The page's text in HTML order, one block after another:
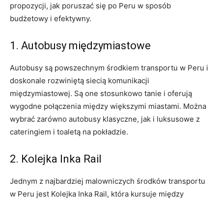
⁢propozycji, jak poruszać się po Peru w sposób
budżetowy i efektywny.
1. Autobusy międzymiastowe
Autobusy są powszechnym środkiem transportu w Peru ​i
doskonale rozwiniętą siecią komunikacji
międzymiastowej. Są one stosunkowo tanie⁤ i oferują
wygodne połączenia między większymi miastami. Można⁢
wybrać‌ zarówno ‍autobusy​ klasyczne, jak i luksusowe⁤ z
cateringiem ⁣i toaletą na pokładzie.
2. Kolejka Inka Rail
Jednym z najbardziej malowniczych środków transportu
⁢w Peru ‌jest Kolejka Inka Rail, która kursuje między